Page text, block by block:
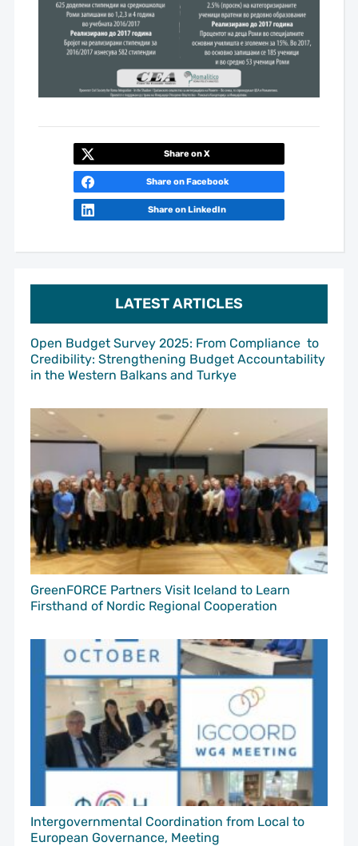
LATEST ARTICLES
Open Budget Survey 2025: From Compliance to
Credibility: Strengthening Budget Accountability
in the Western Balkans and Turkye
GreenFORCE Partners Visit Iceland to Learn
Firsthand of Nordic Regional Cooperation
Intergovernmental Coordination from Local to
European Governance, Meeting
Share on X
Share on Facebook
Share on LinkedIn